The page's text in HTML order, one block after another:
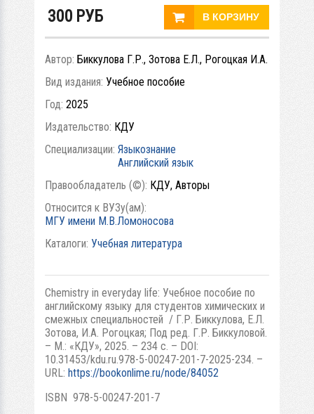
300 РУБ
Автор: Биккулова Г.Р., Зотова Е.Л., Рогоцкая И.А.
Вид издания: Учебное пособие
Год: 2025
Издательство: КДУ
Специализации: Языкознание
Английский язык
Правообладатель (©): КДУ, Авторы
Относится к ВУЗу(ам):
МГУ имени М.В.Ломоносова
Каталоги: Учебная литература
Chemistry in everyday life: Учебное пособие по
английскому языку для студентов химических и
смежных специальностей / Г.Р. Биккулова, Е.Л.
Зотова, И.А. Рогоцкая; Под ред. Г.Р. Биккуловой.
– М.: «КДУ», 2025. – 234 с. – DOI:
10.31453/kdu.ru.978-5-00247-201-7-2025-234. –
URL: https://bookonlime.ru/node/84052
ISBN 978-5-00247-201-7